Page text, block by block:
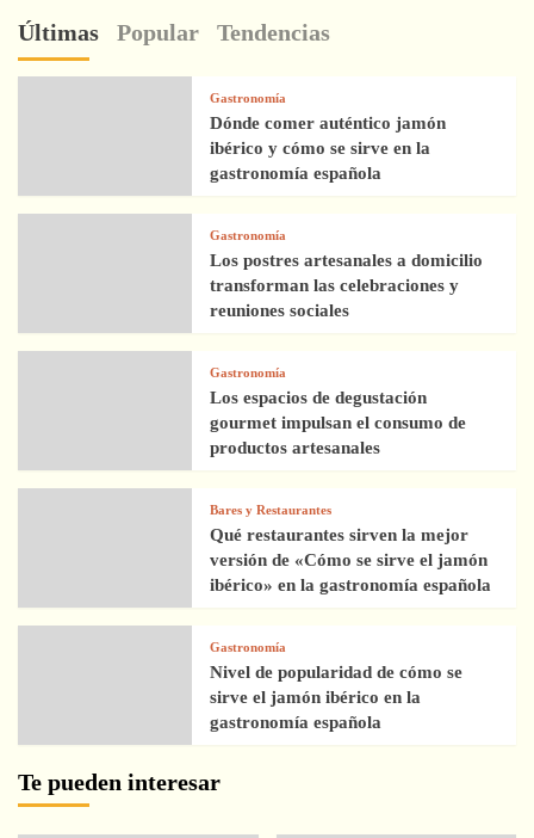
Últimas Popular Tendencias
Gastronomía
Dónde comer auténtico jamón
ibérico y cómo se sirve en la
gastronomía española
Gastronomía
Los postres artesanales a domicilio
transforman las celebraciones y
reuniones sociales
Gastronomía
Los espacios de degustación
gourmet impulsan el consumo de
productos artesanales
Bares y Restaurantes
Qué restaurantes sirven la mejor
versión de «Cómo se sirve el jamón
ibérico» en la gastronomía española
Gastronomía
Nivel de popularidad de cómo se
sirve el jamón ibérico en la
gastronomía española
Te pueden interesar